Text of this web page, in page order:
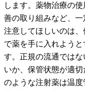
します。薬物治療の
善の取り組みなど、一
注意してほしいのは
で薬を手に入れよう
す。正規の流通では
いか、保管状態が適
のような注射薬は温